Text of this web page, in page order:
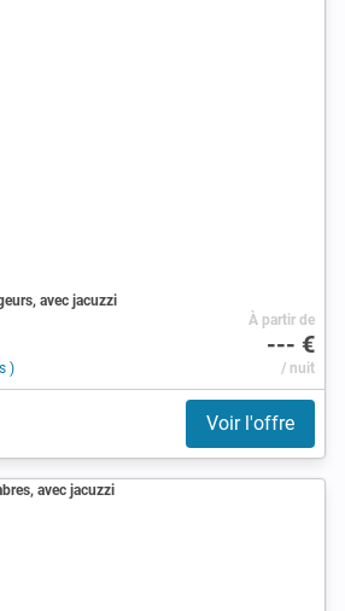
avec jacuzzi
)
À partir de
--- €
/ nuit
Voir l'offre